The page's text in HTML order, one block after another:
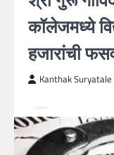
कॉलेजमध्ये
हजारांची
Kanthak Suryatale